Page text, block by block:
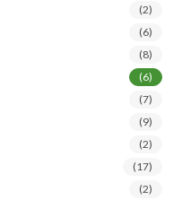
(2)
(6)
(8)
(6)
(7)
(9)
(2)
(17)
(2)